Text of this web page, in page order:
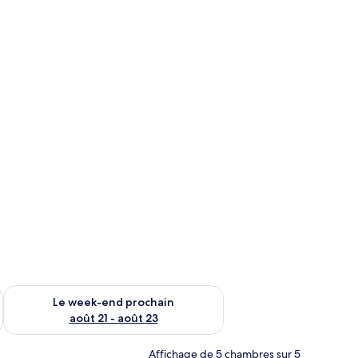
août 14 - août 16
Le week-end prochain
août 21 - août 23
Vérifier la disponibilité pour le week-end prochain août 21 -
Affichage de 5 chambres sur 5